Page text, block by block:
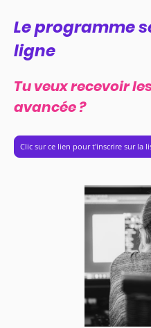
Le programme
ligne
Tu veux recevoir
avancée ?
Clic sur ce lien pour t'inscrire sur la